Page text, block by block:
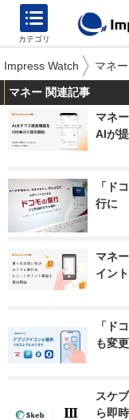
カテゴリ
Impress Watch マネー
マネー 関連記事
マネ
AIが
「ド
行に
マネ
イン
「ド
も変
スケ
ら即